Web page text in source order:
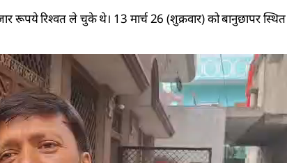
रूपये रिश्वत ले चुके थे। 13 मार्च 26 (शुक्रवार) को बानुछापर